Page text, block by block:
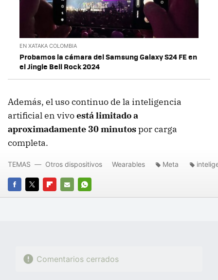
EN XATAKA COLOMBIA
Probamos la cámara del Samsung Galaxy S24 FE en
el Jingle Bell Rock 2024
Además, el uso continuo de la inteligencia
artificial en vivoestá limitado a
aproximadamente 30 minutospor carga
completa.
FACEBOOK
TWITTERFLIPBOARD
E-
WHATSAPP
TEMAS Otros dispositivos Wearables Meta
Comentarios cerrados